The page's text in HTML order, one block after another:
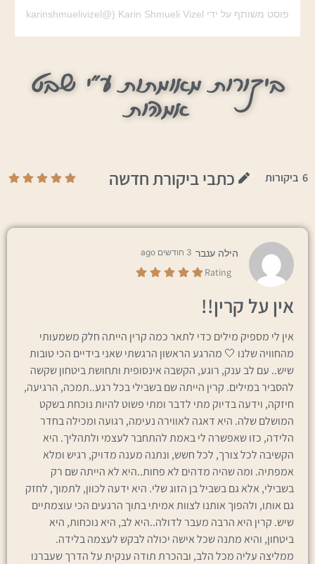
פוסט משותף על ידי ‏‎Karin Shmueli Vizel‎‏ (@‏‎karinshmuelivizel‎‏)
ביקורות מאומתות ע"י שבט
אמהות
6 ביקורות כתבי ביקורת חדשה
הילה ענבר 3 חודשים ago
Rating
אין על קרין!!
אין לי מספיק מילים כדי לתאר כמה קרין הייתה חלק משמעותי
מהחוויה שלנו 🤍 מהרגע הראשון הרגשתי שאני בידיים הכי טובות
שיש.. עם לב ענק, רוגע, הקשבה אינסופית ותחושת ביטחון שקשה
להסביר במילים. קרין הייתה שם בשבילי בכל רגע..תמכה, הרגיעה,
חיזקה, וידעה בדיוק מתי לדבר ומתי פשוט להיות נוכחת בשקט
המושלם שלה. היא דאגה לאווירה נעימה, רגועה ומכילה בחדר
הלידה, כזו שאפשרה לי באמת להתחבר לעצמי ולתהליך. היא
הקשיבה לכל צורך, לכל חשש, ונתנה מענה מדויק, רגיש ומלא
אמפתיה. ומה שהיה מדהים לא פחות..היא לא הייתה שם רק
בשבילי, אלא גם בשביל בן הזוג שלי. היא ידעה לכוון, לתמוך, לחזק
גם אותו, ולהפוך אותנו לצוות אמיתי בתוך הרגעים הכי עוצמתיים
שיש. קרין היא הרבה מעבר לדולה..היא לב, היא נוכחות, היא
ביטחון, והיא מתנה שכל אישה יכולה לבקש לעצמה בלידה.
ממליצה עליה מכל הלב, ובהכרת תודה ענקית על הדרך שעברנו